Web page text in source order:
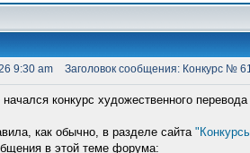
9:30 am Заголовок сообщения: Конкурс №
начался конкурс художественного
как обычно, в разделе сайта
в этой теме форума: